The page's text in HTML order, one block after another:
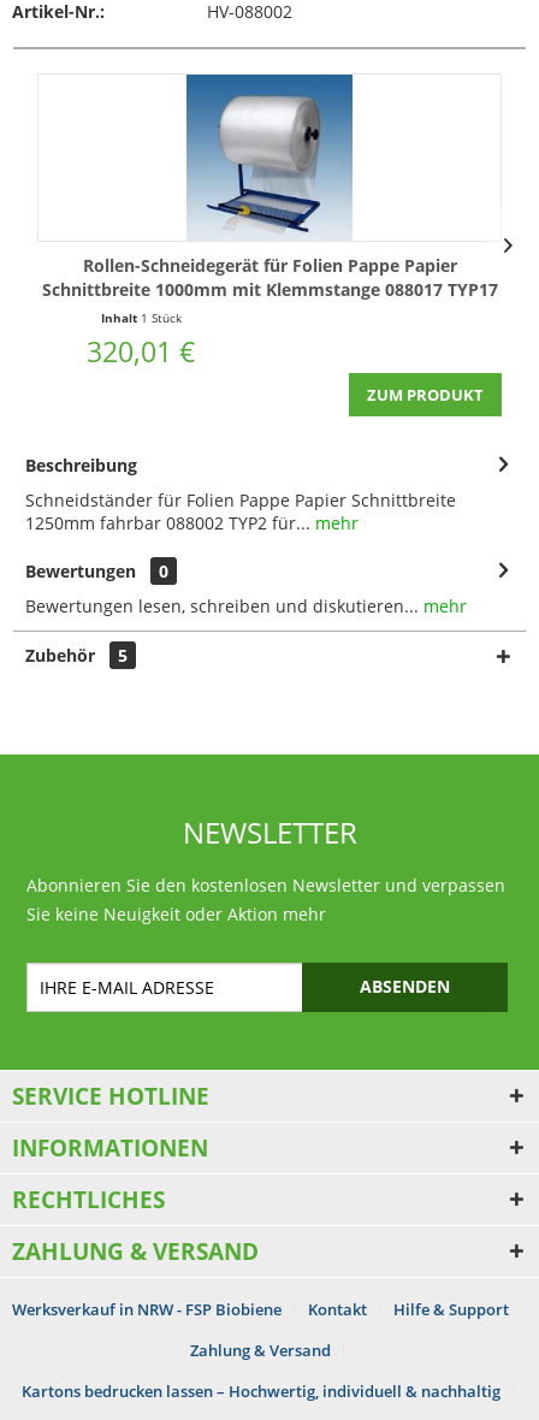
Artikel-Nr.: HV-088002
Rollen-Schneidegerät für Folien Pappe Papier
Schnittbreite 1000mm mit Klemmstange 088017 TYP17
Inhalt 1 Stück
320,01 €
ZUM PRODUKT
Beschreibung
Schneidständer für Folien Pappe Papier Schnittbreite
1250mm fahrbar 088002 TYP2 für... mehr
Bewertungen
0
Bewertungen lesen, schreiben und diskutieren... mehr
Zubehör 5
NEWSLETTER
Abonnieren Sie den kostenlosen Newsletter und verpassen
Sie keine Neuigkeit oder Aktion mehr
ABSENDEN
SERVICE HOTLINE
INFORMATIONEN
RECHTLICHES
ZAHLUNG & VERSAND
Werksverkauf in NRW - FSP Biobiene Kontakt
Hilfe & Support
Zahlung & Versand
Kartons bedrucken lassen – Hochwertig, individuell & nachhaltig